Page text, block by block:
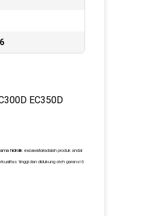
EC350D
hidrolik excavatoradalah produk andal
tinggi dan didukung oleh garansi 6